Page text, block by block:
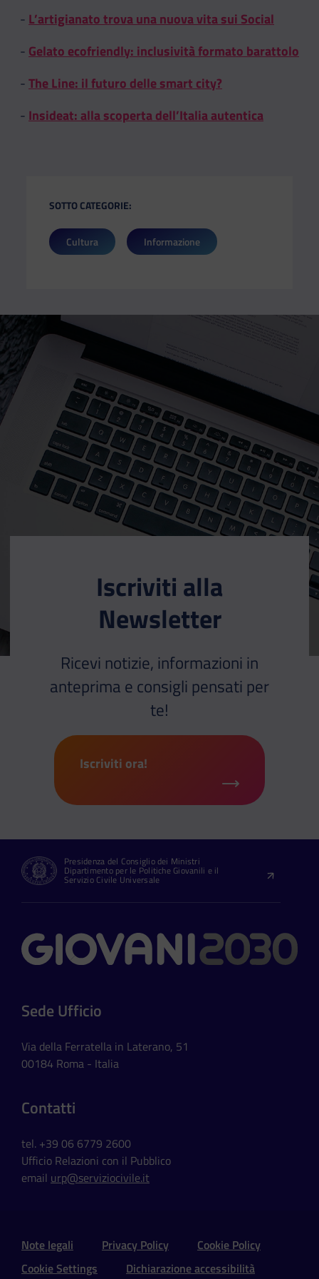
- L’artigianato trova una nuova vita sui Social
- Gelato ecofriendly: inclusività formato barattolo
-The Line: il futuro delle smart city?
- Insideat: alla scoperta dell’Italia autentica
SOTTO CATEGORIE:
Cultura Informazione
Iscriviti alla
Newsletter
Ricevi notizie, informazioni in
anteprima e consigli pensati per
te!
Iscriviti ora!
Presidenza del Consiglio dei Ministri
Dipartimento per le Politiche Giovanili e il
Servizio Civile Universale
Contatti
Sede Ufficio
Via della Ferratella in Laterano, 51
00184 Roma - Italia
Contatti
tel. +39 06 6779 2600
Ufficio Relazioni con il Pubblico
email urp@serviziocivile.it
Sezione Link Utili e Social
Note legali Privacy Policy
Cookie Policy
Cookie Settings
Dichiarazione accessibilità